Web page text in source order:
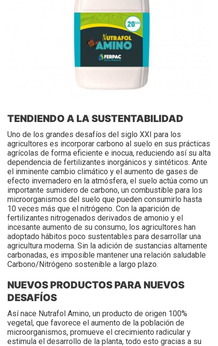
TENDIENDO A LA SUSTENTABILIDAD
Uno de los grandes desafíos del siglo XXI para los
agricultores es incorporar carbono al suelo en sus prácticas
agrícolas de forma eficiente e inocua, reduciendo así su alta
dependencia de fertilizantes inorgánicos y sintéticos. Ante
el inminente cambio climático y el aumento de gases de
efecto invernadero en la atmósfera, el suelo actúa como un
importante sumidero de carbono, un combustible para los
microorganismos del suelo que pueden consumirlo hasta
10 veces más que el nitrógeno. Con la aparición de
fertilizantes nitrogenados derivados de amonio y el
incesante aumento de su consumo, los agricultores han
adoptado hábitos poco sustentables para desarrollar una
agricultura moderna. Sin la adición de sustancias altamente
carbonadas, es imposible mantener una relación saludable
Carbono/Nitrógeno sostenible a largo plazo.
NUEVOS PRODUCTOS PARA NUEVOS
DESAFÍOS
Así nace Nutrafol Amino, un producto de origen 100%
vegetal, que favorece el aumento de la población de
microorganismos, promueve el crecimiento radicular y
estimula el desarrollo de la planta, todo esto gracias a su